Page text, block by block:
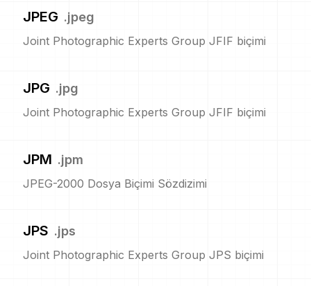
JPEG .jpeg
Joint Photographic Experts Group JFIF biçimi
JPG .jpg
Joint Photographic Experts Group JFIF biçimi
JPM .jpm
JPEG-2000 Dosya Biçimi Sözdizimi
JPS .jps
Joint Photographic Experts Group JPS biçimi